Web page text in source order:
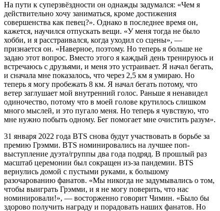
На пути к суперзвёздности он однажды задумался: «Чем я
действительно хочу заниматься, кроме достижения
совершенства как певец?». Однако в последнее время он,
кажется, научился отпускать вещи. «У меня тогда не было
хобби, и я расстраивался, когда уходил со сцены», —
признается он. «Наверное, поэтому. Но теперь я больше не
задаю этот вопрос. Вместо этого я каждый день тренируюсь и
встречаюсь с друзьями, и меня это устраивает. Я начал бегать,
и сначала мне показалось, что через 2,5 км я умираю. Но
теперь я могу пробежать 8 км. Я начал бегать потому, что
ветер заглушает мой внутренний голос. Раньше я ненавидел
одиночество, потому что в моей голове крутилось слишком
много мыслей, и это пугало меня. Но теперь я чувствую, что
мне нужно побыть одному. Бег помогает мне очистить разум».
31 января 2022 года BTS снова будут участвовать в борьбе за
премию Грэмми. BTS номинировались на лучшее поп-
выступление дуэта/группы два года подряд. В прошлый раз
масштаб церемонии был сокращен из-за пандемии. BTS
вернулись домой с пустыми руками, к большому
разочарованию фанатов. «Мы никогда не задумывались о том,
чтобы выиграть Грэмми, и я не могу поверить, что нас
номинировали!», — восторженно говорит Чимин. «Было бы
здорово получить награду и порадовать наших фанатов. Но